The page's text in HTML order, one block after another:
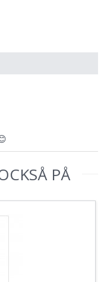
PÅ